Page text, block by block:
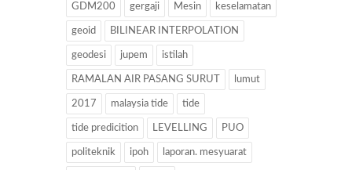
GDM200 gergaji Mesin keselamatan
geoid BILINEAR INTERPOLATION
geodesi jupem istilah
RAMALAN AIR PASANG SURUT lumut
2017 malaysia tide tide
tide predicition LEVELLING PUO
politeknik ipoh laporan. mesyuarat